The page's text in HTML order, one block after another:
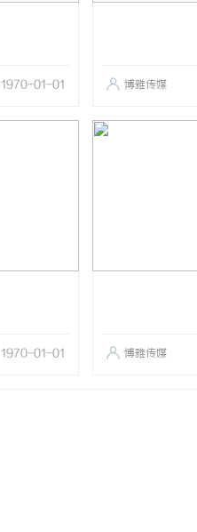
1970-01-01 博雅传媒
1970-01-01 博雅传媒